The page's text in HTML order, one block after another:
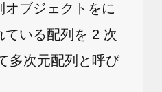
ブジェクトをに
いる配列を 2 次
多次元配列と呼び